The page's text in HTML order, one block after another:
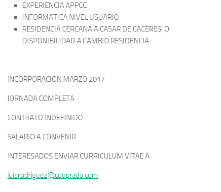
EXPERIENCIA APPCC
INFORMATICA NIVEL USUARIO
RESIDENCIA CERCANA A CASAR DE CACERES, O
DISPONIBILIDAD A CAMBIO RESIDENCIA
INCORPORACION MARZO 2017
JORNADA COMPLETA
CONTRATO INDEFINIDO
SALARIO A CONVENIR
INTERESADOS ENVIAR CURRICULUM VITAE A
luisrodriguez@cooprado.com